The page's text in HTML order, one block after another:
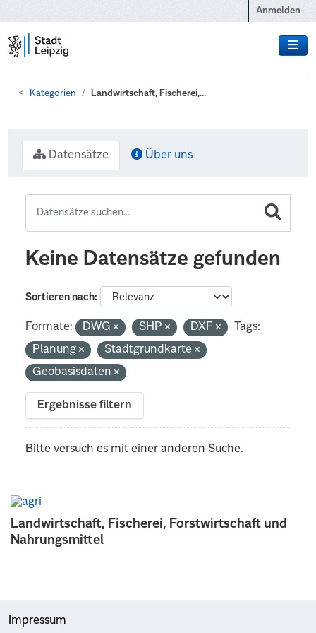
Anmelden
Kategorien Landwirtschaft, Fischerei,...
Landwirtschaft, Fischerei, Forstwirtschaft und
Nahrungsmittel
Datensätze Über uns
Keine Datensätze gefunden
Sortieren nach
Formate: DWG SHP DXF
Tags:
Planung
Stadtgrundkarte
Geobasisdaten
Ergebnisse filtern
Bitte versuch es mit einer anderen Suche.
Impressum